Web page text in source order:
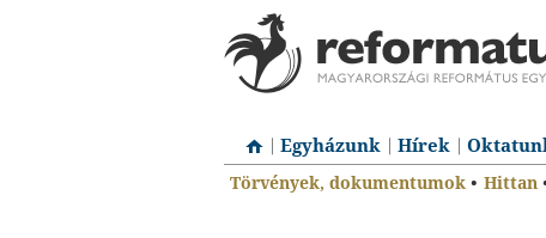
Egyházunk Hírek
Törvények, dokumentumok • Hittan